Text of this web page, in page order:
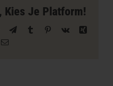
Kies Je Platform!
TelegramTumblr Pinterest
Vk
Xing
E-